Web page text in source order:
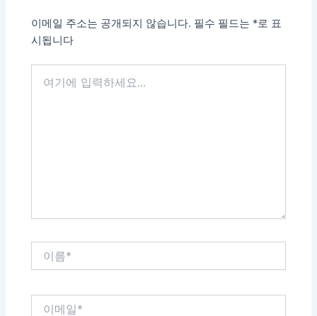
이메일 주소는 공개되지 않습니다. 필수 필드는 *로 표
시됩니다